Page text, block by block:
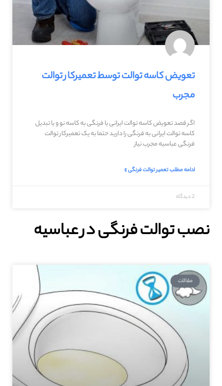
تعویض کاسه توالت توسط تعمیرکار توالت
مجرب
اگر قصد تعویض کاسه توالت ایرانی یا فرنگی به کاسه نو و یا تبدیل
کاسه توالت ایرانی به فرنگی را دارید حتما به یک تعمیرکار توالت
فرنگی عباسیه مجرب نیاز
ادامه مطلب تعمیر توالت فرنگی »
2 دیدگاه
نصب توالت فرنگی در عباسیه
مقالات